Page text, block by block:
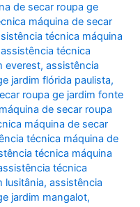
de secar roupa ge
máquina de secar
técnica máquina
assistência técnica
everest,assistência
jardim flórida paulista,
roupa ge jardim fonte
de secar roupa
máquina de secar
técnica máquina de
técnica máquina
técnica
lusitânia,assistência
jardim mangalot,